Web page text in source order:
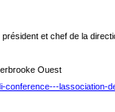
et chef de la
Ouest